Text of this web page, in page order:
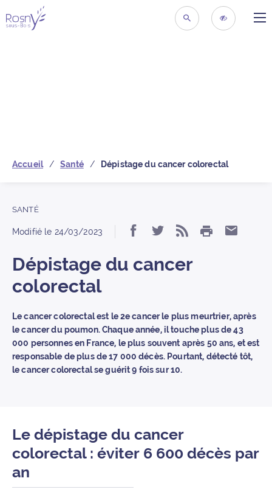
Retour à la pageRECHERCHER
Accueil Santé Dépistage du cancer colorectal
SANTÉ
Modifié le 24/03/2023 Partager «
Partager «
S’abonner
IMPRIMER
Dépistage du cancer
colorectal
Le cancer colorectal est le 2e cancer le plus meurtrier, après
le cancer du poumon. Chaque année, il touche plus de 43
000 personnes en France, le plus souvent après 50 ans, et est
responsable de plus de 17 000 décès. Pourtant, détecté tôt,
le cancer colorectal se guérit 9 fois sur 10.
Le dépistage du cancer
colorectal : éviter 6 600 décès par
an